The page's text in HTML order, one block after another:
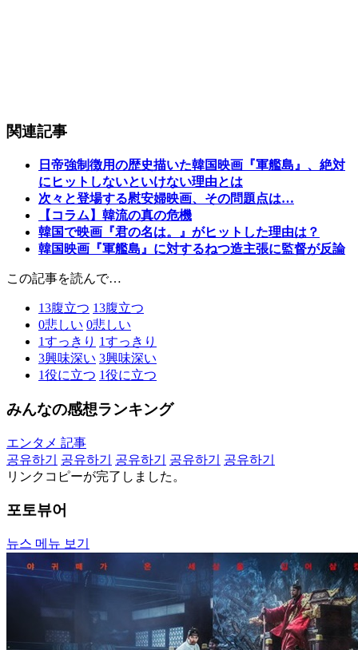
関連記事
日帝強制徴用の歴史描いた韓国映画『軍艦島』、絶対
にヒットしないといけない理由とは
次々と登場する慰安婦映画、その問題点は…
【コラム】韓流の真の危機
韓国で映画『君の名は。』がヒットした理由は？
韓国映画『軍艦島』に対するねつ造主張に監督が反論
この記事を読んで…
13腹立つ 13腹立つ
0悲しい 0悲しい
1すっきり 1すっきり
3興味深い 3興味深い
1役に立つ 1役に立つ
みんなの感想ランキング
エンタメ 記事
공유하기
공유하기 공유하기 공유하기
공유하기
リンクコピーが完了しました。
포토뷰어
뉴스 메뉴 보기